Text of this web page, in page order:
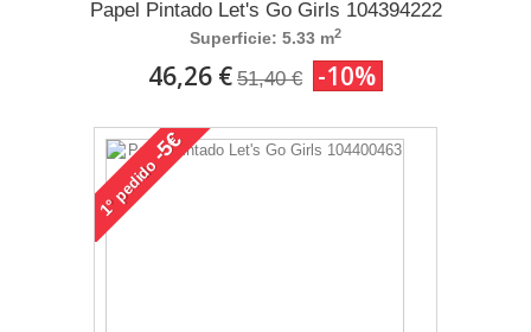
Papel Pintado Let's Go Girls 104394222
Superficie: 5.33 m2
46,26 € 51,40 € -10%
1°
pedido
-5€